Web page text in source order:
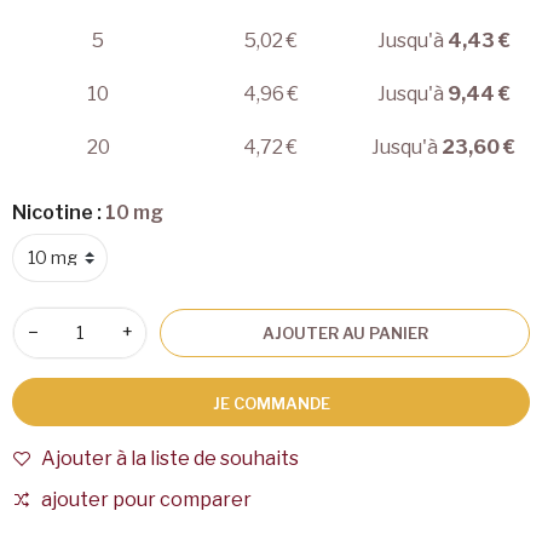
5 5,02 € Jusqu'à 4,43 €
10 4,96 € Jusqu'à 9,44 €
20 4,72 € Jusqu'à 23,60 €
Nicotine : 10 mg
− + AJOUTER AU PANIER
JE COMMANDE
Ajouter à la liste de souhaits
ajouter pour comparer